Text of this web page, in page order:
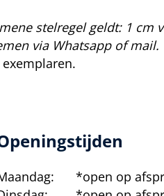
stelregel geldt: 1 cm
via Whatsapp of mail.
*open op